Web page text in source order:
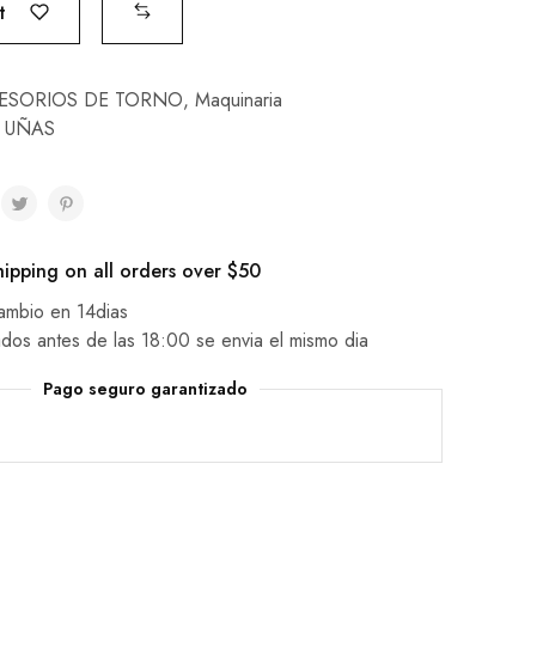
DE TORNO, Maquinaria
on all orders over $50
en 14dias
antes de las 18:00 se envia el mismo dia
Pago seguro garantizado